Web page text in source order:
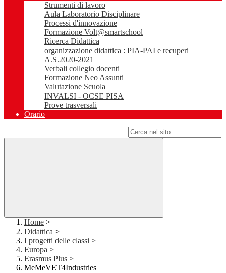
Strumenti di lavoro
Aula Laboratorio Disciplinare
Processi d'innovazione
Formazione Volt@smartschool
Ricerca Didattica
organizzazione didattica : PIA-PAI e recuperi
A.S.2020-2021
Verbali collegio docenti
Formazione Neo Assunti
Valutazione Scuola
INVALSI - OCSE PISA
Prove trasversali
Orario
Home >
Didattica >
I progetti delle classi >
Europa >
Erasmus Plus >
MeMeVET4Industries